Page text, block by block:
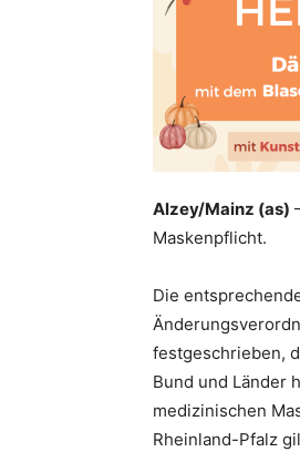
Alzey/Mainz (as)
Maskenpflicht.
Die
festgeschrieben,
Bund und Länder
medizinischen
Rheinland-Pfalz